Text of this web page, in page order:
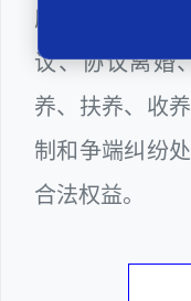
府部门公职律
议、协议离婚
养、扶养、收
制和争端纠纷
合法权益。